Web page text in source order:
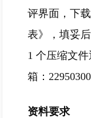
评界面，下
表》，填妥
1 个压缩文
箱：
资料要求